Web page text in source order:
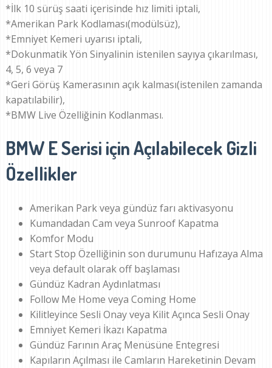
*İlk 10 sürüş saati içerisinde hız limiti iptali,
*Amerikan Park Kodlaması(modülsüz),
*Emniyet Kemeri uyarısı iptali,
*Dokunmatik Yön Sinyalinin istenilen sayıya çıkarılması,
4, 5, 6 veya 7
*Geri Görüş Kamerasının açık kalması(istenilen zamanda
kapatılabilir),
*BMW Live Özelliğinin Kodlanması.
BMW E Serisi için Açılabilecek Gizli
Özellikler
Amerikan Park veya gündüz farı aktivasyonu
Kumandadan Cam veya Sunroof Kapatma
Komfor Modu
Start Stop Özelliğinin son durumunu Hafızaya Alma
veya default olarak off başlaması
Gündüz Kadran Aydınlatması
Follow Me Home veya Coming Home
Kilitleyince Sesli Onay veya Kilit Açınca Sesli Onay
Emniyet Kemeri İkazı Kapatma
Gündüz Farının Araç Menüsüne Entegresi
Kapıların Açılması ile Camların Hareketinin Devam